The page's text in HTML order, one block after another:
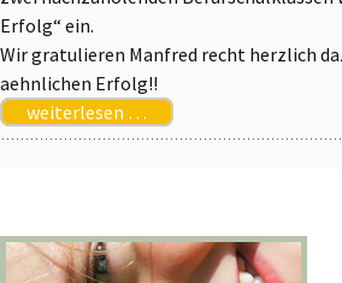
Erfolg“ ein.
Wir gratulieren Manfred recht herzlich
aehnlichen Erfolg!!
weiterlesen …